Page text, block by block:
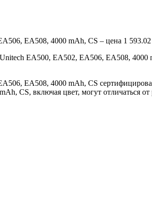
EA508, 4000 mAh, CS – цена 1
EA500, EA502, EA506, EA508, 4000
EA508, 4000 mAh, CS
CS, включая цвет, могут отличаться